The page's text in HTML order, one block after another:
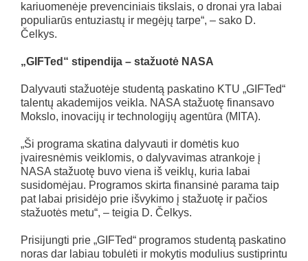
kariuomenėje prevenciniais tikslais, o dronai yra labai
populiarūs entuziastų ir megėjų tarpe“, – sako D.
Čelkys.
„GIFTed“ stipendija – stažuotė NASA
Dalyvauti stažuotėje studentą paskatino KTU „GIFTed“
talentų akademijos veikla. NASA stažuotę finansavo
Mokslo, inovacijų ir technologijų agentūra (MITA).
„Ši programa skatina dalyvauti ir domėtis kuo
įvairesnėmis veiklomis, o dalyvavimas atrankoje į
NASA stažuotę buvo viena iš veiklų, kuria labai
susidomėjau. Programos skirta finansinė parama taip
pat labai prisidėjo prie išvykimo į stažuotę ir pačios
stažuotės metu“, – teigia D. Čelkys.
Prisijungti prie „GIFTed“ programos studentą paskatino
noras dar labiau tobulėti ir mokytis modulius sustiprintu